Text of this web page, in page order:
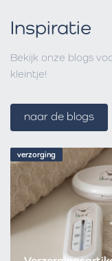
verzorging
Inspiratie
Bekijk onze blogs
kleintje!
naar de blogs